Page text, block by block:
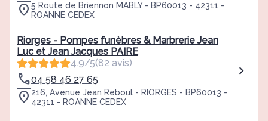
5 Route de Briennon MABLY - BP60013 - 42311 -
ROANNE CEDEX
Riorges - Pompes funèbres & Marbrerie Jean
Luc et Jean Jacques PAIRE
4.9/5(82 avis)
04 58 46 27 65
216, Avenue Jean Reboul - RIORGES - BP60013 -
42311 - ROANNE CEDEX